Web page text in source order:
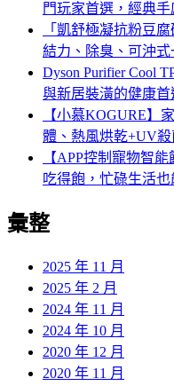
門玩家首選，經典手
「凱舒極凝抗粉豆
結力、除臭、可沖
Dyson Purifier Cool
與新居裝潢的健康首
【小慕KOGURE】
體、熱風烘乾+UV殺
【APP控制寵物智
吃得飽，忙碌生活也
彙整
2025 年 11 月
2025 年 2 月
2024 年 11 月
2024 年 10 月
2020 年 12 月
2020 年 11 月